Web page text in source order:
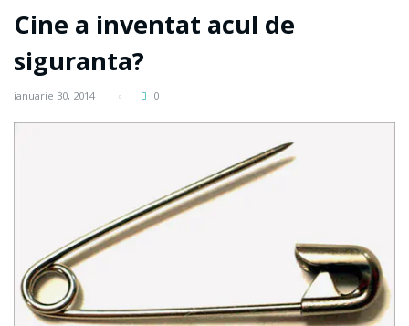
Cine a inventat acul de
siguranta?
ianuarie 30, 2014 0